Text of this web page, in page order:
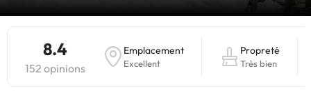
8.4
152 opinions
Emplacement
Excellent
Propreté
Très bien